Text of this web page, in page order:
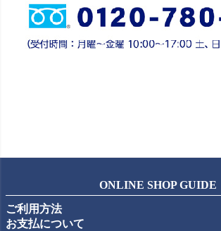
ONLINE SHOP GUIDE
ご利用方法
お支払について